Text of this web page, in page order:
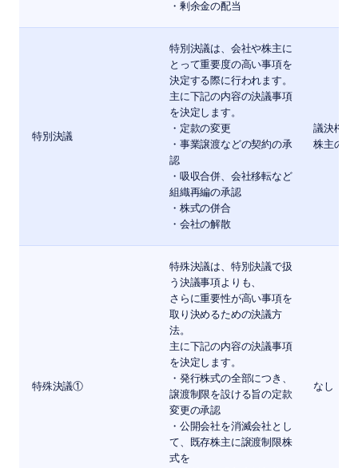
・剰余金の配当
特別決議
特別決議は、会社や株主に
とって重要度の高い事項を
決定する際に行われます。
主に下記の内容の決議事項
を決定します。
・定款の変更
・事業譲渡などの契約の承
認
・吸収合併、会社移転など
組織再編の承認
・株式の併合
・会社の解散
議決権の
株主の出
特殊決議①
特殊決議は、特別決議で扱
う決議事項よりも、
さらに重要性が高い事項を
取り決めるための決議方
法。
主に下記の内容の決議事項
を決定します。
・発行株式の全部につき、
譲渡制限を設ける旨の定款
変更の承認
・公開会社を消滅会社とし
て、既存株主に譲渡制限株
式を
なし